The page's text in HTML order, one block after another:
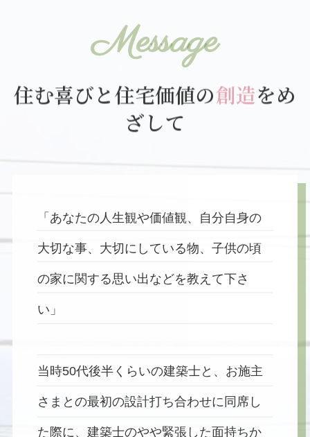
Message
住む喜びと住宅価値の創造をめ
ざして
「あなたの人生観や価値観、自分自身の
大切な事、 大切にしている物、子供の頃
の家に関する思い出などを教えて下さ
い」
当時50代後半くらいの建築士と、お施主
さまとの最初の設計打ち合わせに同席し
た際に、建築士のやや緊張した面持ちか